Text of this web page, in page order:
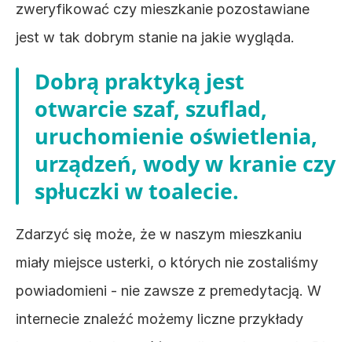
zweryfikować czy mieszkanie pozostawiane
jest w tak dobrym stanie na jakie wygląda.
Dobrą praktyką jest
otwarcie szaf, szuflad,
uruchomienie oświetlenia,
urządzeń, wody w kranie czy
spłuczki w toalecie.
Zdarzyć się może, że w naszym mieszkaniu
miały miejsce usterki, o których nie zostaliśmy
powiadomieni - nie zawsze z premedytacją. W
internecie znaleźć możemy liczne przykłady